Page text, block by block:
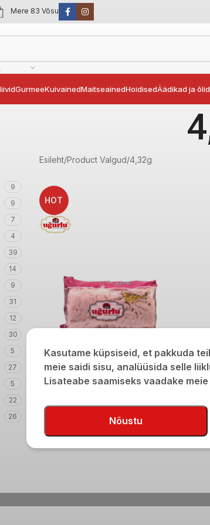
Mere 83 Võsu
GurmeeKuivainedMaitseainedHoidisedÄädikad ja õlid
9
9
7
4
39
14
9
31
12
30
5
27
5
22
26
Esileht Product Valgud 4,32g
HOT
Ugurlu granaatõunamaitseline niithalvaa
220g
€5,40
Kasutame küpsiseid, et pakkuda
meie saidi sisu, analüüsida selle
Lisateabe saamiseks vaadake meie
Nõustu